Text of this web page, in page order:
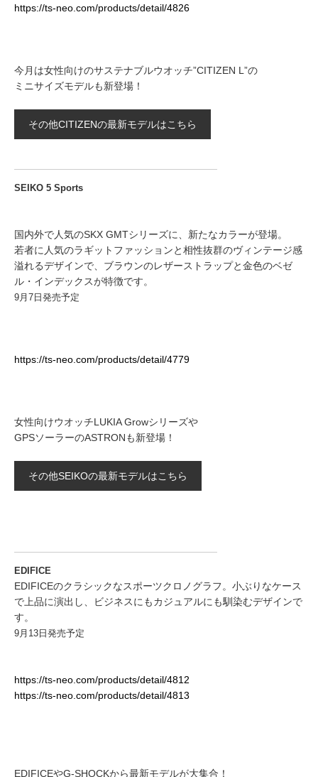
https://ts-neo.com/products/detail/4826
今月は女性向けのサステナブルウオッチ”CITIZEN L”の
ミニサイズモデルも新登場！
その他CITIZENの最新モデルはこちら
SEIKO 5 Sports
国内外で人気のSKX GMTシリーズに、新たなカラーが登場。
若者に人気のラギットファッションと相性抜群のヴィンテージ感
溢れるデザインで、ブラウンのレザーストラップと金色のベゼ
ル・インデックスが特徴です。
9月7日発売予定
https://ts-neo.com/products/detail/4779
女性向けウオッチLUKIA Growシリーズや
GPSソーラーのASTRONも新登場！
その他SEIKOの最新モデルはこちら
EDIFICE
EDIFICEのクラシックなスポーツクロノグラフ。小ぶりなケース
で上品に演出し、ビジネスにもカジュアルにも馴染むデザインで
す。
9月13日発売予定
https://ts-neo.com/products/detail/4812
https://ts-neo.com/products/detail/4813
EDIFICEやG-SHOCKから最新モデルが大集合！